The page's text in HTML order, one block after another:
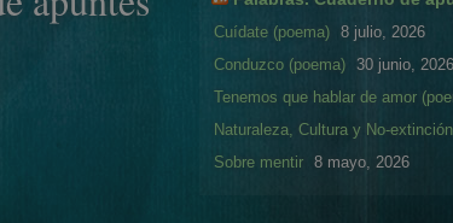
Cuídate (poema) 8 julio, 2026
Conduzco (poema)
30 junio, 2026
Tenemos que hablar de amor
Naturaleza, Cultura y No-extinción
Sobre mentir 8 mayo, 2026